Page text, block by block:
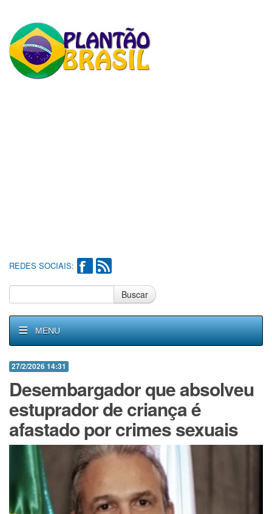
REDES SOCIAIS:
Buscar
MENU
27/2/2026 14:31
Desembargador que absolveu
estuprador de criança é
afastado por crimes sexuais